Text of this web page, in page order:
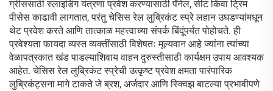
ग्रीससाठी स्लाइडिंग यंत्रणा प्रवेश करण्यासाठी पॅनेल, सीट किंवा ट्रिम
पीसेस काढावी लागतात, परंतु चेसिस रेल लुब्रिकंट स्प्रे लहान उघडण्यांमधून
थेट प्रवेश करते आणि तात्काळ महत्त्वाच्या संपर्क बिंदूंपर्यंत पोहोचते. ही
प्रवेश्यता फायदा व्यस्त व्यक्तींसाठी विशेषतः मूल्यवान आहे ज्यांना त्यांच्या
वेळापत्रकात खंड पाडल्याशिवाय वाहन दुरुस्तीसाठी कार्यक्षम उपाय आवश्यक
आहेत. चेसिस रेल लुब्रिकंट स्प्रेची उत्कृष्ट प्रवेश क्षमता पारंपारिक
लुब्रिकंट्सना मागे टाकते जे ब्रश, अर्जदार आणि स्क्विझ बाटल्या प्रभावीपणे